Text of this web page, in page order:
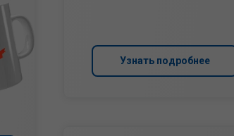
Узнать подробнее